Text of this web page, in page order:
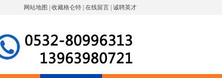
网站地图 收藏格仑特 在线留言 诚聘英才